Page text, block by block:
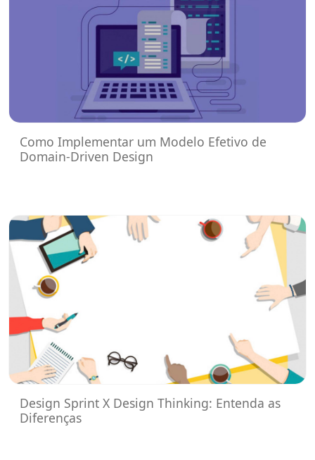
Como Implementar um Modelo Efetivo de
Domain-Driven Design
Design Sprint X Design Thinking: Entenda as
Diferenças